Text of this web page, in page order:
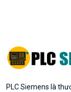
PLC Siemens là